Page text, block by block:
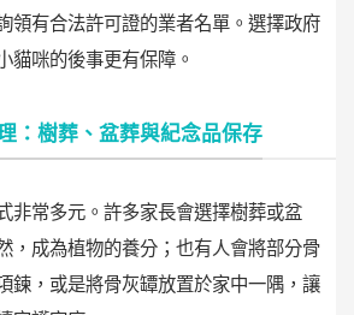
領有合法許可證的業者名單。選擇政府
貓咪的後事更有保障。
：樹葬、盆葬與紀念品保存
非常多元。許多家長會選擇樹葬或盆
，成為植物的養分；也有人會將部分骨
鍊，或是將骨灰罈放置於家中一隅，讓